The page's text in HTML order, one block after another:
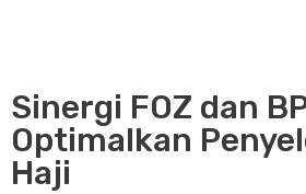
Sinergi FOZ dan
Optimalkan
Haji